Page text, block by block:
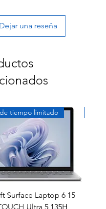
Dejar una reseña
tiempo limitado
Surface Laptop 6 15
Ultra 5 135H